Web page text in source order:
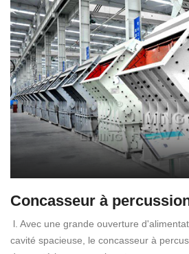
Concasseur à
l. Avec une grande ouverture
cavité spacieuse, le concasseur à